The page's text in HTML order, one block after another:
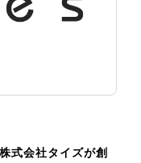
式会社タイズが創